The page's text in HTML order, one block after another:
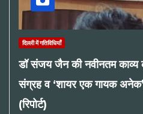
दिल्ली में गतिविधियाँ
डॉ संजय जैन की नवीनतम काव्य
संग्रह व ‘शायर एक गायक
(रिपोर्ट)